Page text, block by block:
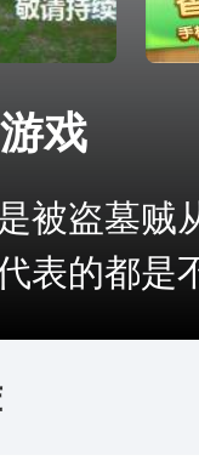
戏
盗墓贼
表的都是